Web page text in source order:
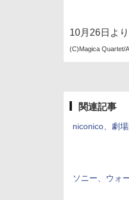
10月26日よ
(C)Magica Quartet/
関連記事
niconico、劇
ソニー、ウォ